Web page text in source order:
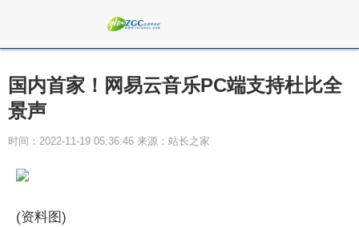
国内首家！网易云音乐PC端支持杜比全
景声
时间：2022-11-19 05:36:46 来源：站长之家
(资料图)